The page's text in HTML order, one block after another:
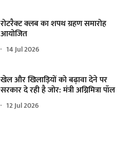
रोटरैक्ट क्लब का शपथ ग्रहण समारोह
आयोजित
14 Jul 2026
खेल और खिलाड़ियों को बढ़ावा देने पर
सरकार दे रही है जोर: मंत्री अग्निमित्रा पॉल
12 Jul 2026